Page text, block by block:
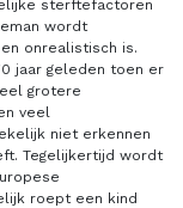
sterftefactoren
wordt
onrealistisch is.
jaar geleden toen er
grotere
veel
niet erkennen
Tegelijkertijd wordt
roept een kind